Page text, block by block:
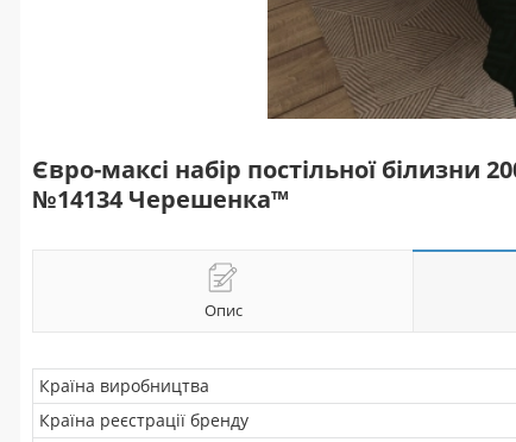
Євро-максі набір постільної білизни
№14134 Черешенка™
Опис
Країна виробництва
Країна реєстрації бренду